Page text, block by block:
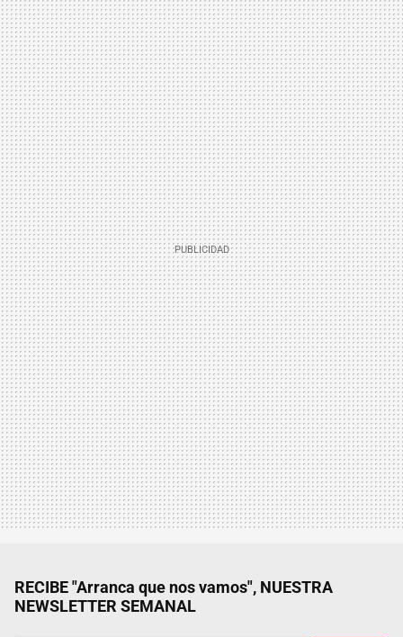
RECIBE "Arranca que nos vamos", NUESTRA
NEWSLETTER SEMANAL